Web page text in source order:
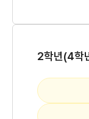
2학년(4학